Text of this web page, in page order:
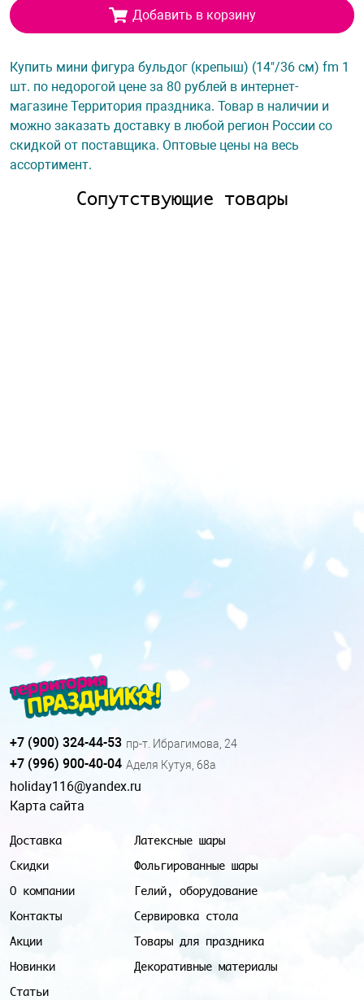
Добавить в корзину
Купить мини фигура бульдог (крепыш) (14"/36 см) fm 1
шт. по недорогой цене за 80 рублей в интернет-
магазине Территория праздника. Товар в наличии и
можно заказать доставку в любой регион России со
скидкой от поставщика. Оптовые цены на весь
ассортимент.
Сопутствующие товары
Доставка
Скидки
О компании
Контакты
Акции
Новинки
Статьи
Латексные шары
Фольгированные шары
Гелий, оборудование
Сервировка стола
Товары для праздника
Декоративные материалы
+7 (900) 324-44-53 пр-т. Ибрагимова, 24
+7 (996) 900-40-04 Аделя Кутуя, 68а
holiday116@yandex.ru
Карта сайта